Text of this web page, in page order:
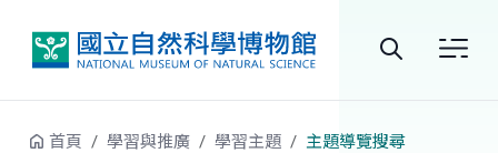
站
首頁 學習與推廣 學習主題 主題導覽搜尋